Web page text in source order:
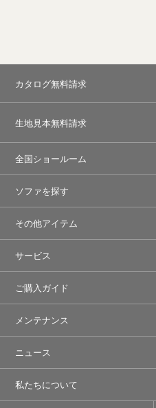
カタログ無料請求
生地見本無料請求
全国ショールーム
ソファを探す
その他アイテム
サービス
ご購入ガイド
メンテナンス
ニュース
私たちについて